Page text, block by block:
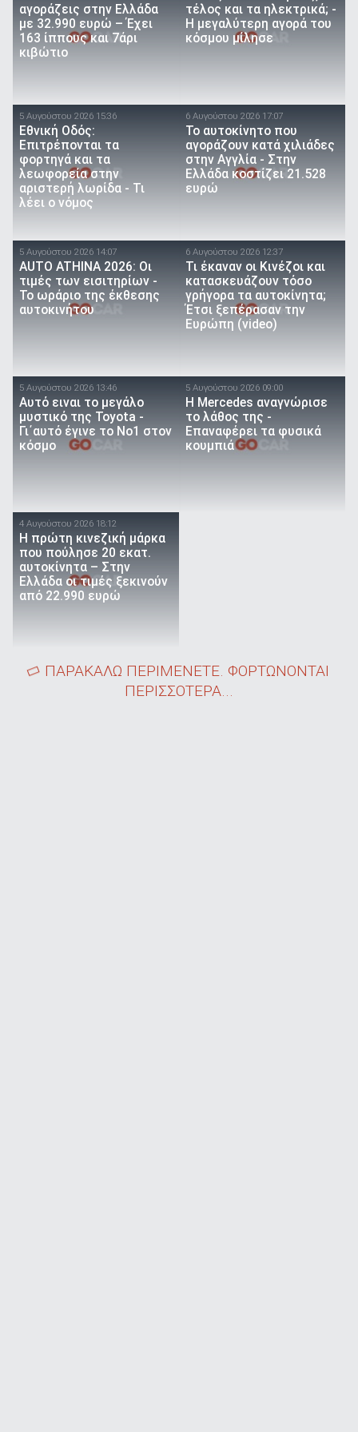
αγοράζεις στην Ελλάδα
με 32.990 ευρώ – Έχει
163 ίππους και 7άρι
κιβώτιο
τέλος και τα ηλεκτρικά; -
Η μεγαλύτερη αγορά του
κόσμου μίλησε
5 Αυγούστου 2026 15:36
Εθνική Οδός:
Επιτρέπονται τα
φορτηγά και τα
λεωφορεία στην
αριστερή λωρίδα - Τι
λέει ο νόμος
6 Αυγούστου 2026 17:07
To αυτοκίνητο που
αγοράζουν κατά χιλιάδες
στην Αγγλία - Στην
Ελλάδα κοστίζει 21.528
ευρώ
5 Αυγούστου 2026 14:07
AUTO ATHINA 2026: Οι
τιμές των εισιτηρίων -
Το ωράριο της έκθεσης
αυτοκινήτου
6 Αυγούστου 2026 12:37
Τι έκαναν οι Κινέζοι και
κατασκευάζουν τόσο
γρήγορα τα αυτοκίνητα;
Έτσι ξεπέρασαν την
Ευρώπη (video)
5 Αυγούστου 2026 13:46
Αυτό ειναι τo μεγάλο
μυστικό της Toyota -
Γι΄αυτό έγινε το Νο1 στον
κόσμο
5 Αυγούστου 2026 09:00
Η Mercedes αναγνώρισε
το λάθος της -
Επαναφέρει τα φυσικά
κουμπιά
4 Αυγούστου 2026 18:12
Η πρώτη κινεζική μάρκα
που πούλησε 20 εκατ.
αυτοκίνητα – Στην
Ελλάδα οι τιμές ξεκινούν
από 22.990 ευρώ
ΠΑΡΑΚΑΛΩ ΠΕΡΙΜΕΝΕΤΕ. ΦΟΡΤΩΝΟΝΤΑΙ
ΠΕΡΙΣΣΟΤΕΡΑ...